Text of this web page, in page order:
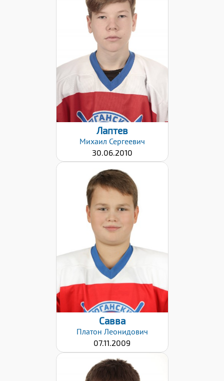
Дата заявки:
09.12.2021
Лаптев
Михаил Сергеевич
30.06.2010
Дата заявки:
09.12.2021
Савва
Платон Леонидович
07.11.2009